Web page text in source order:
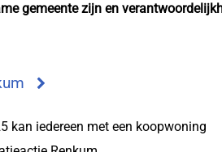
gemeente zijn en
kan iedereen met een koopwoning